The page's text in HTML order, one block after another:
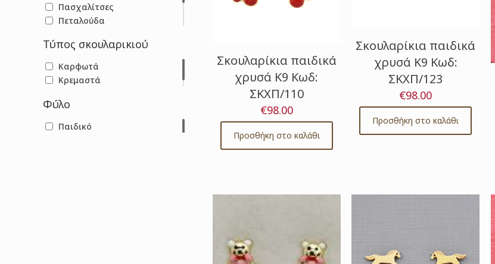
Σκουλαρίκια παιδικά
χρυσά Κ9 Κωδ:
ΣΚΧΠ/110
€98.00
Προσθήκη στο καλάθι
Σκουλαρίκια παιδικά
χρυσά Κ9 Κωδ:
ΣΚΧΠ/123
€98.00
Προσθήκη στο καλάθι
Πασχαλίτσες
Πεταλούδα
Φράουλες
Τύπος σκουλαρικιού
Καρφωτά
Κρεμαστά
Φύλο
Παιδικό